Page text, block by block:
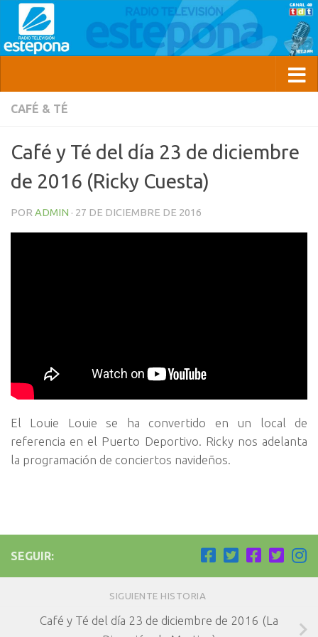
CAFÉ & TÉ
Café y Té del día 23 de diciembre
de 2016 (Ricky Cuesta)
POR ADMIN · 27 DE DICIEMBRE DE 2016
El Louie Louie se ha convertido en un local de
referencia en el Puerto Deportivo. Ricky nos adelanta
la programación de conciertos navideños.
SEGUIR:
SIGUIENTE HISTORIA
Café y Té del día 23 de diciembre de 2016 (La